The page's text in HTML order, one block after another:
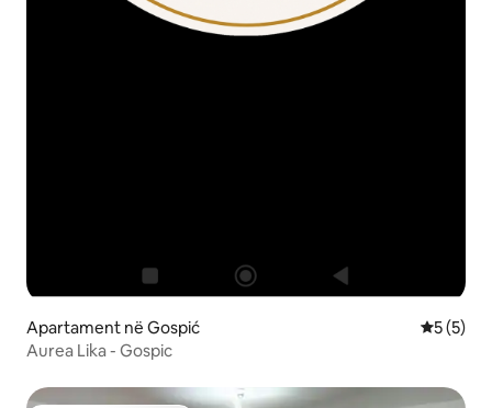
Apartament në Gospić
5 (5)
Aurea Lika - Gospic